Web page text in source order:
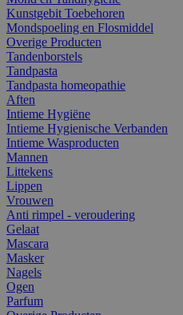
Kunstgebit Toebehoren
Mondspoeling en Flosmiddel
Overige Producten
Tandenborstels
Tandpasta
Tandpasta homeopathie
Aften
Intieme Hygiëne
Intieme Hygienische Verbanden
Intieme Wasproducten
Mannen
Littekens
Lippen
Vrouwen
Anti rimpel - veroudering
Gelaat
Mascara
Masker
Nagels
Ogen
Parfum